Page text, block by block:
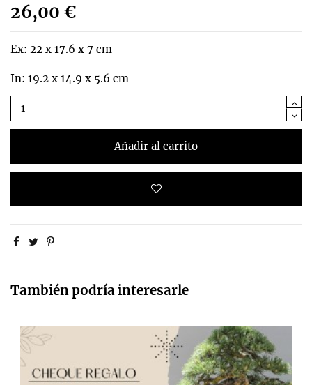
26,00 €
Ex: 22 x 17.6 x 7 cm
In: 19.2 x 14.9 x 5.6 cm
Añadir al carrito
También podría interesarle